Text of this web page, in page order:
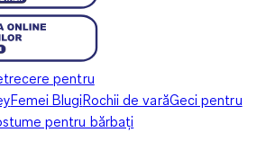
pentru
Femei BlugiRochii de varăGeci pentru
pentru bărbați